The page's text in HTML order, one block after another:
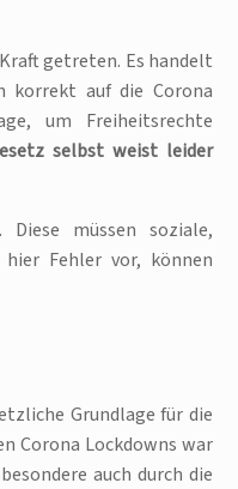
getreten. Es handelt
korrekt auf die Corona
um Freiheitsrechte
selbst weist leider
Diese müssen soziale,
Fehler vor, können
Grundlage für die
Corona Lockdowns war
auch durch die